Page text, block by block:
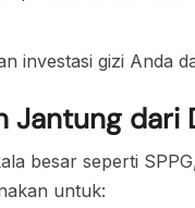
investasi gizi Anda
Jantung dari
besar seperti
untuk: